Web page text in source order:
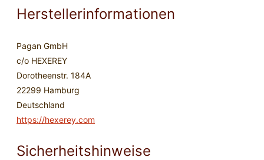
Herstellerinformationen
Pagan GmbH
c/o HEXEREY
Dorotheenstr. 184A
22299 Hamburg
Deutschland
https://hexerey.com
Sicherheitshinweise